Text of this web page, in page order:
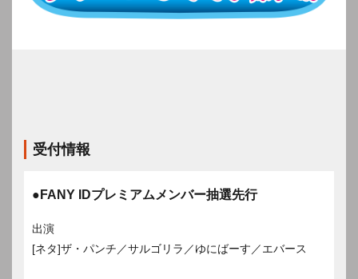
受付情報
●FANY IDプレミアムメンバー抽選先行
出演
[ネタ]ザ・パンチ／サルゴリラ／ゆにばーす／エバース